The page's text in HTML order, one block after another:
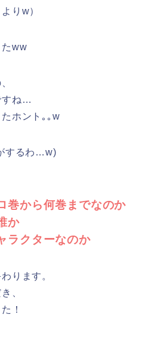
りw）
たww
すね…
ホント｡｡w
するわ…w)
巻から何巻までなのか
か
ラクターなのか
ります。
、
！